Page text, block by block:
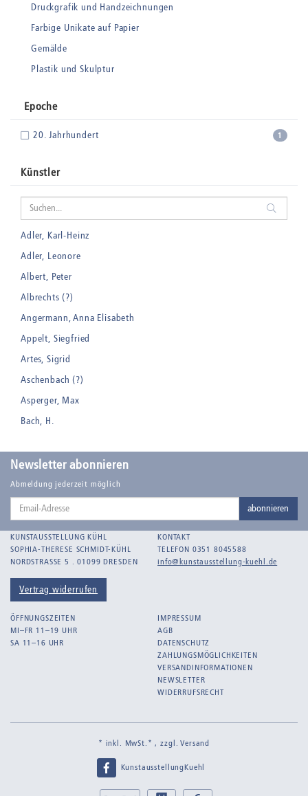
Druckgrafik und Handzeichnungen
Farbige Unikate auf Papier
Gemälde
Plastik und Skulptur
Epoche
1
20. Jahrhundert
Künstler
Adler, Karl-Heinz
Adler, Leonore
Albert, Peter
Albrechts (?)
Angermann, Anna Elisabeth
Appelt, Siegfried
Artes, Sigrid
Aschenbach (?)
Asperger, Max
Bach, H.
Balden, Theo , eigentlich Otto Koehler
Balden-Wolff, Annemarie
Bankroth, Bernd
Bankroth, Ursula
Barth, Arthur Julius
Bartnig, Horst
Bartzsch, Paul Kurt
Becker, F.
Beckmann, Max
Birnstengel, Richard
Newsletter abonnieren
Abmeldung jederzeit möglich
Email-
abonnieren
KUNSTAUSSTELLUNG KÜHL
SOPHIA-THERESE SCHMIDT-KÜHL
NORDSTRASSE 5 . 01099 DRESDEN
Vertrag widerrufen
KONTAKT
TELEFON 0351 8045588
info@kunstausstellung-kuehl.de
ÖFFNUNGSZEITEN
MI–FR 11–19 UHR
SA 11–16 UHR
IMPRESSUM
AGB
DATENSCHUTZ
ZAHLUNGSMÖGLICHKEITEN
VERSANDINFORMATIONEN
NEWSLETTER
WIDERRUFSRECHT
* inkl. MwSt.* , zzgl.Versand
KunstausstellungKuehl